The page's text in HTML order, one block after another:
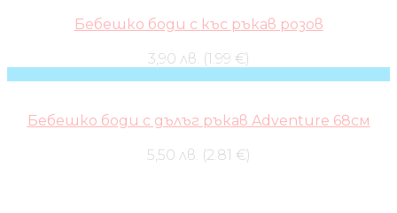
Бебешко боди с къс ръкав розов
3,90 лв. (1.99 €)
Бебешко боди с дълъг ръкав Adventure 68см
5,50 лв. (2.81 €)